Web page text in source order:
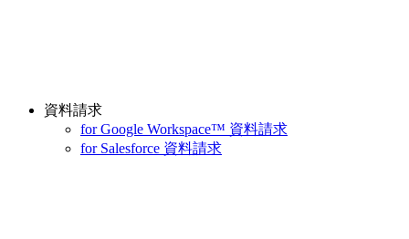
資料請求
for Google Workspace™ 資料請求
for Salesforce 資料請求